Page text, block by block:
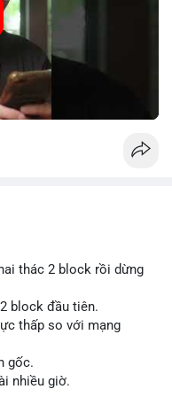
thác 2 block rồi dừng
block đầu tiên.
thấp so với mạng
gốc.
nhiều giờ.